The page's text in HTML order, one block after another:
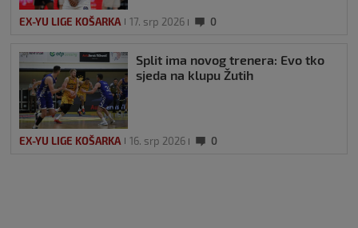
EX-YU LIGE KOŠARKA 17. srp 2026 0
Split ima novog trenera: Evo tko
sjeda na klupu Žutih
EX-YU LIGE KOŠARKA 16. srp 2026 0